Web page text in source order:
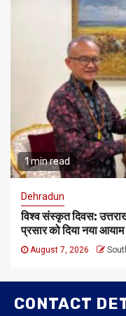
1 min read
Dehradun
विश्व संस्कृत दिवस:
प्रसार को दिया नया आयाम
August 7, 2026
CONTACT